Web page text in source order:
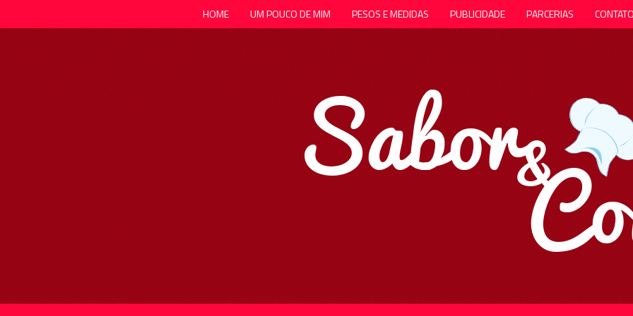
HOME UM POUCO DE MIM PESOS E MEDIDAS PUBLICIDADE PARCERIAS